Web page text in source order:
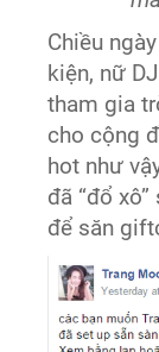
Chiều
kiện, nữ
tham gia
cho cộng
hot như
đã “đổ
để săn